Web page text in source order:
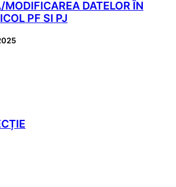
DATELOR ÎN
PF SI PJ